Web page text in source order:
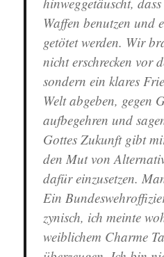
Waffen benutzen und
getötet werden. Wir
nicht erschrecken vor
sondern ein klares
Welt abgeben, gegen
aufbegehren und
Gottes Zukunft gibt
den Mut von
dafür einzusetzen.
Ein
zynisch, ich meinte
weiblichem Charme